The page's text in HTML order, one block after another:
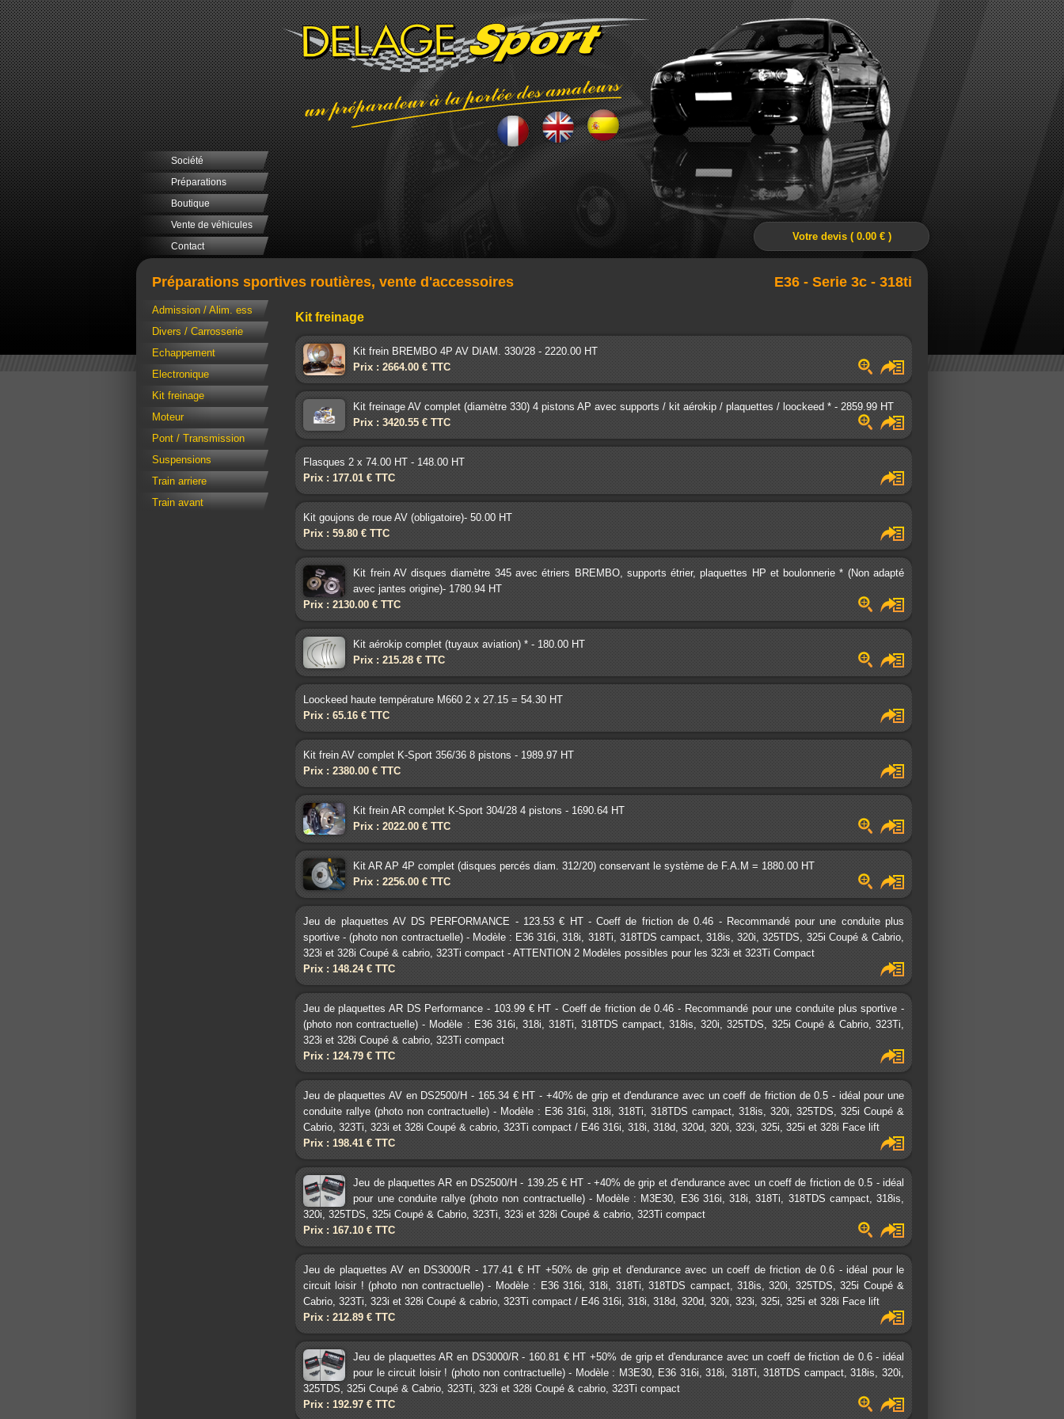
Société
Préparations
Boutique
Vente de véhicules
Contact
E36 - Serie 3c - 318ti
Préparations sportives routières, vente d'accessoires
Votre devis ( 0.00 € )
Admission / Alim. ess
Divers / Carrosserie
Echappement
Electronique
Kit freinage
Moteur
Pont / Transmission
Suspensions
Train arriere
Train avant
Kit freinage
Kit frein BREMBO 4P AV DIAM. 330/28 - 2220.00 HT
Prix : 2664.00 € TTC
Kit freinage AV complet (diamètre 330) 4 pistons AP avec supports / kit aérokip / plaquettes / loockeed * - 2859.99 HT
Prix : 3420.55 € TTC
Flasques 2 x 74.00 HT - 148.00 HT
Prix : 177.01 € TTC
Kit goujons de roue AV (obligatoire)- 50.00 HT
Prix : 59.80 € TTC
Kit frein AV disques diamètre 345 avec étriers BREMBO, supports étrier, plaquettes HP et boulonnerie * (Non adapté
avec jantes origine)- 1780.94 HT
Prix : 2130.00 € TTC
Kit aérokip complet (tuyaux aviation) * - 180.00 HT
Prix : 215.28 € TTC
Loockeed haute température M660 2 x 27.15 = 54.30 HT
Prix : 65.16 € TTC
Kit frein AV complet K-Sport 356/36 8 pistons - 1989.97 HT
Prix : 2380.00 € TTC
Kit frein AR complet K-Sport 304/28 4 pistons - 1690.64 HT
Prix : 2022.00 € TTC
Kit AR AP 4P complet (disques percés diam. 312/20) conservant le système de F.A.M = 1880.00 HT
Prix : 2256.00 € TTC
Jeu de plaquettes AV DS PERFORMANCE - 123.53 € HT - Coeff de friction de 0.46 - Recommandé pour une conduite plus
sportive - (photo non contractuelle) - Modèle : E36 316i, 318i, 318Ti, 318TDS campact, 318is, 320i, 325TDS, 325i Coupé & Cabrio,
323i et 328i Coupé & cabrio, 323Ti compact - ATTENTION 2 Modèles possibles pour les 323i et 323Ti Compact
Prix : 148.24 € TTC
Jeu de plaquettes AR DS Performance - 103.99 € HT - Coeff de friction de 0.46 - Recommandé pour une conduite plus sportive -
(photo non contractuelle) - Modèle : E36 316i, 318i, 318Ti, 318TDS campact, 318is, 320i, 325TDS, 325i Coupé & Cabrio, 323Ti,
323i et 328i Coupé & cabrio, 323Ti compact
Prix : 124.79 € TTC
Jeu de plaquettes AV en DS2500/H - 165.34 € HT - +40% de grip et d'endurance avec un coeff de friction de 0.5 - idéal pour une
conduite rallye (photo non contractuelle) - Modèle : E36 316i, 318i, 318Ti, 318TDS campact, 318is, 320i, 325TDS, 325i Coupé &
Cabrio, 323Ti, 323i et 328i Coupé & cabrio, 323Ti compact / E46 316i, 318i, 318d, 320d, 320i, 323i, 325i, 325i et 328i Face lift
Prix : 198.41 € TTC
Jeu de plaquettes AR en DS2500/H - 139.25 € HT - +40% de grip et d'endurance avec un coeff de friction de 0.5 - idéal
pour une conduite rallye (photo non contractuelle) - Modèle : M3E30, E36 316i, 318i, 318Ti, 318TDS campact, 318is,
320i, 325TDS, 325i Coupé & Cabrio, 323Ti, 323i et 328i Coupé & cabrio, 323Ti compact
Prix : 167.10 € TTC
Jeu de plaquettes AV en DS3000/R - 177.41 € HT +50% de grip et d'endurance avec un coeff de friction de 0.6 - idéal pour le
circuit loisir ! (photo non contractuelle) - Modèle : E36 316i, 318i, 318Ti, 318TDS campact, 318is, 320i, 325TDS, 325i Coupé &
Cabrio, 323Ti, 323i et 328i Coupé & cabrio, 323Ti compact / E46 316i, 318i, 318d, 320d, 320i, 323i, 325i, 325i et 328i Face lift
Prix : 212.89 € TTC
Jeu de plaquettes AR en DS3000/R - 160.81 € HT +50% de grip et d'endurance avec un coeff de friction de 0.6 - idéal
pour le circuit loisir ! (photo non contractuelle) - Modèle : M3E30, E36 316i, 318i, 318Ti, 318TDS campact, 318is, 320i,
325TDS, 325i Coupé & Cabrio, 323Ti, 323i et 328i Coupé & cabrio, 323Ti compact
Prix : 192.97 € TTC